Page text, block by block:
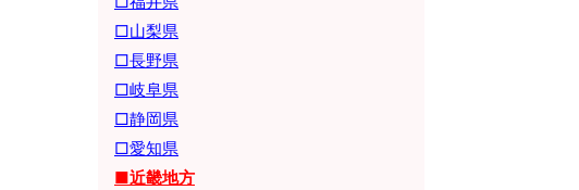
□山梨県
□長野県
□岐阜県
□静岡県
□愛知県
■近畿地方